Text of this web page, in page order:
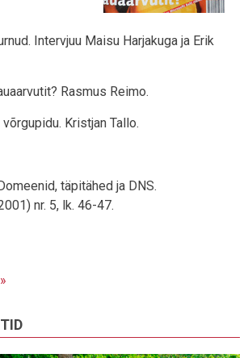
Intervjuu Maisu Harjakuga ja Erik
Rasmus Reimo.
Kristjan Tallo.
täpitähed ja DNS.
nr. 5, lk. 46-47.